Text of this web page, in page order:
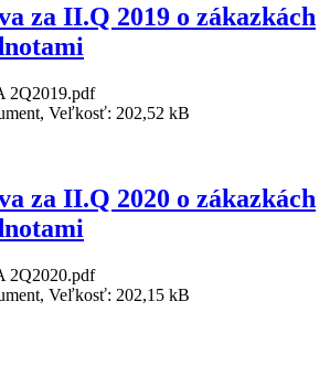
za II.Q 2019 o zákazkách
2Q2019.pdf
Veľkosť: 202,52 kB
za II.Q 2020 o zákazkách
2Q2020.pdf
Veľkosť: 202,15 kB